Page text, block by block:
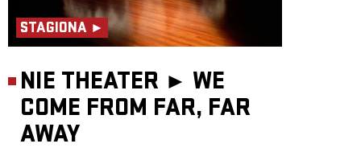
STAGIONA ►
NIE THEATER ► WE
COME FROM FAR, FAR
AWAY